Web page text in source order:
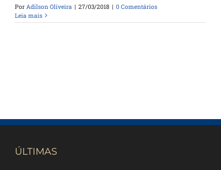
Por Adilson Oliveira | 27/03/2018 | 0 Comentários
Leia mais
ÚLTIMAS